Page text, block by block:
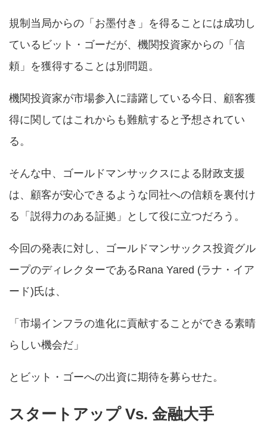
規制当局からの「お墨付き」を得ることには成功し
ているビット・ゴーだが、機関投資家からの「信
頼」を獲得することは別問題。
機関投資家が市場参入に躊躇している今日、顧客獲
得に関してはこれからも難航すると予想されてい
る。
そんな中、ゴールドマンサックスによる財政支援
は、顧客が安心できるような同社への信頼を裏付け
る「説得力のある証拠」として役に立つだろう。
今回の発表に対し、ゴールドマンサックス投資グル
ープのディレクターであるRana Yared (ラナ・イア
ード)氏は、
「市場インフラの進化に貢献することができる素晴
らしい機会だ」
とビット・ゴーへの出資に期待を募らせた。
スタートアップ Vs. 金融大手